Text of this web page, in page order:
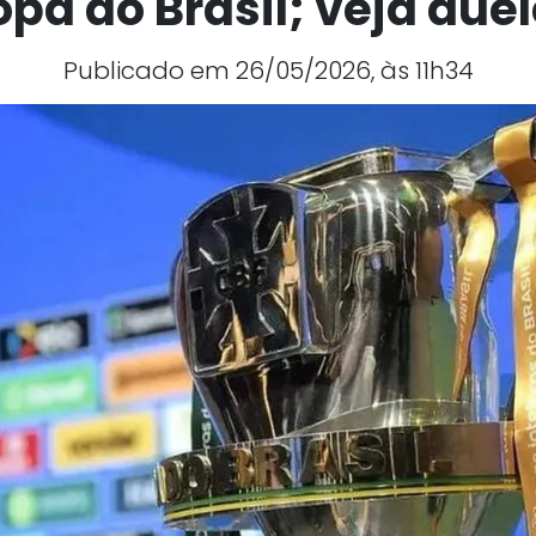
Publicado em 26/05/2026, às 11h34